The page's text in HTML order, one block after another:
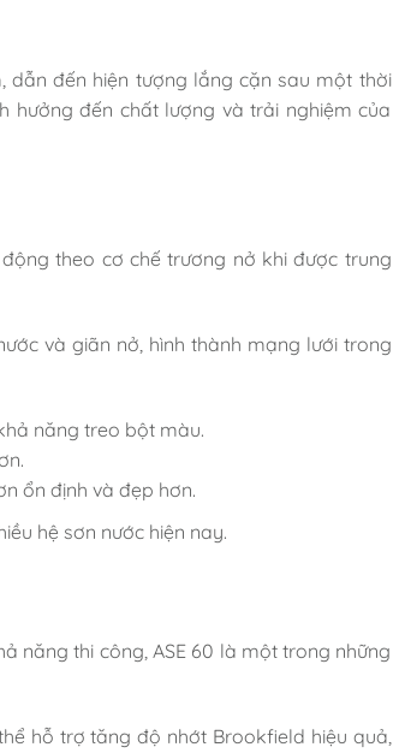
dẫn đến hiện tượng lắng cặn sau một thời
hưởng đến chất lượng và trải nghiệm của
theo cơ chế trương nở khi được trung
và giãn nở, hình thành mạng lưới trong
năng treo bột màu.
ổn định và đẹp hơn.
hệ sơn nước hiện nay.
năng thi công, ASE 60 là một trong những
hỗ trợ tăng độ nhớt Brookfield hiệu quả,